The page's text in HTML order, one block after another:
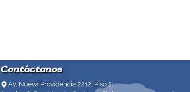
Contáctanos
Av. Nueva Providencia 2212, Piso 2,